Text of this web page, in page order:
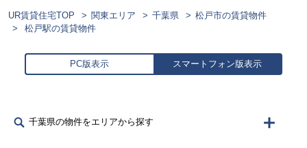
UR賃貸住宅TOP 関東エリア 千葉県
松戸市の賃貸物件
松戸駅の賃貸物件
PC版表示 スマートフォン版表示
千葉県の物件をエリアから探す